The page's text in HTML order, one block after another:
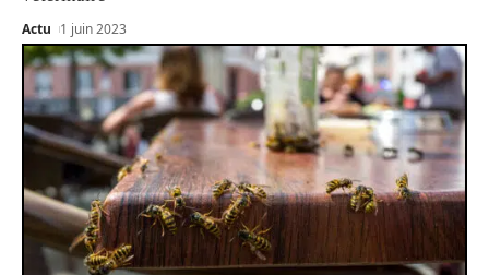
Actu 1 juin 2023